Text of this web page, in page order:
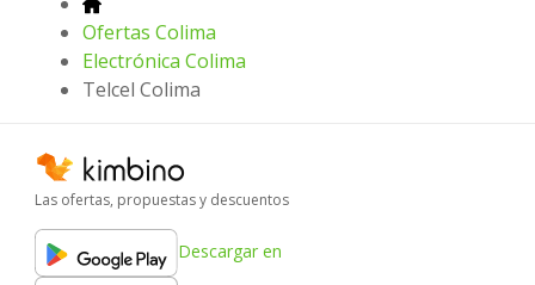
Ofertas Colima
Electrónica Colima
Telcel Colima
Las ofertas, propuestas y descuentos
Descargar en